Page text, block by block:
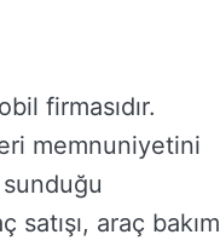
firmasıdır.
memnuniyetini
araç bakım